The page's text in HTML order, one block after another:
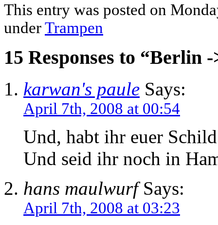
This entry was posted on
underTrampen
15 Responses to “Berlin
karwan's paule Says:
April 7th, 2008 at 00:54
Und, habt ihr euer
Und seid ihr noch in
hans maulwurfSays:
April 7th, 2008 at 03:23